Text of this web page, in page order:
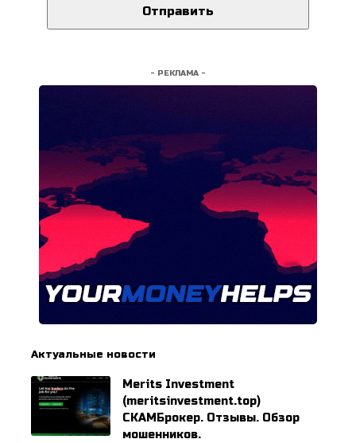
- РЕКЛАМА -
Актуальные новости
Merits Investment
(meritsinvestment.top)
СКАМБрокер. Отзывы. Обзор
мошенников.